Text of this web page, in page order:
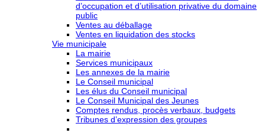
d’occupation et d’utilisation privative du domaine
public
Ventes au déballage
Ventes en liquidation des stocks
Vie municipale
La mairie
Services municipaux
Les annexes de la mairie
Le Conseil municipal
Les élus du Conseil municipal
Le Conseil Municipal des Jeunes
Comptes rendus, procès verbaux, budgets
Tribunes d’expression des groupes